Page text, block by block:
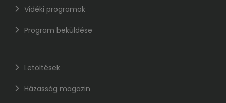
Vidéki programok
Program beküldése
Letöltések
Házasság magazin